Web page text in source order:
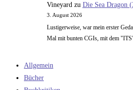
Vineyard zu Die Sea Dragon
3. August 2026
Lustigerweise, war mein erster
Mal mit bunten CGIs, mit dem
Allgemein
Bücher